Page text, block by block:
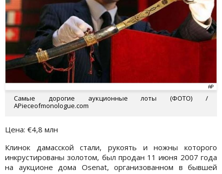
Самые дорогие аукционные лоты (ФОТО) /
APieceofmonologue.com
Цена: €4,8 млн
Клинок дамасской стали, рукоять и ножны которого
инкрустированы золотом, был продан 11 июня 2007 года
на аукционе дома Osenat, организованном в бывшей